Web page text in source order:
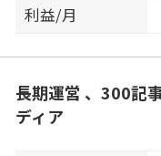
利益/月
長期運営 、300記
ディア